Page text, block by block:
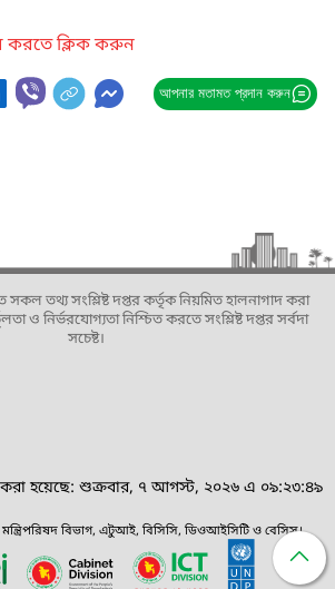
করতে ক্লিক করুন
আপনার মতামত প্রদান করুন
তথ্য সংশ্লিষ্ট দপ্তর কর্তৃক নিয়মিত হালনাগাদ করা
ও নির্ভরযোগ্যতা নিশ্চিত করতে সংশ্লিষ্ট দপ্তর সর্বদা
সচেষ্ট।
করা হয়েছে: শুক্রবার, ৭ আগস্ট, ২০২৬ এ ০৯:২৩:৪৯
মন্ত্রিপরিষদ বিভাগ, এটুআই, বিসিসি, ডিওআইসিটি ও বেসিস।